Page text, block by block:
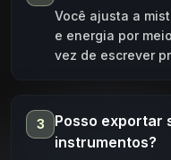
Você ajusta a
e energia por
vez de escrever
3
Posso exportar
instrumentos?